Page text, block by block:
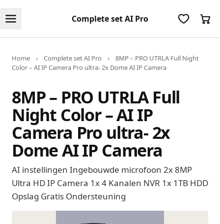
Complete set AI Pro
Home › Complete set AI Pro ›
8MP – PRO UTRLA Full Night
Color – AI IP Camera Pro ultra- 2x Dome AI IP Camera
8MP – PRO UTRLA Full
Night Color – AI IP
Camera Pro ultra- 2x
Dome AI IP Camera
AI instellingen Ingebouwde microfoon 2x 8MP
Ultra HD IP Camera 1x 4 Kanalen NVR 1x 1TB HDD
Opslag Gratis Ondersteuning